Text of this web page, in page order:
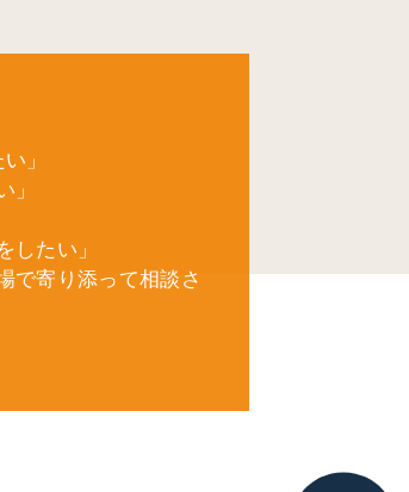
」
」
したい」
で寄り添って相談さ